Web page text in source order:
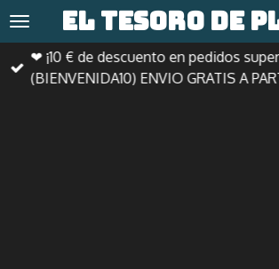
Ir
al
contenido
principal
El tesoro de
❤ ¡10 € de descuento en pedidos
(BIENVENIDA10) ENVIO GRATIS A